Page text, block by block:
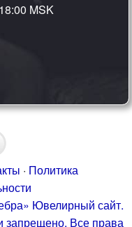
MSK
· Политика
Ювелирный сайт.
Все права